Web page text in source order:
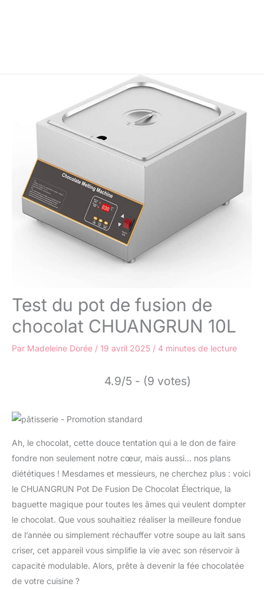
Test du pot de fusion de
chocolat CHUANGRUN 10L
Par Madeleine Dorée / 19 avril 2025 / 4 minutes de lecture
4.9/5 - (9 votes)
Ah, le chocolat, cette douce tentation qui a le don de faire
fondre non seulement notre cœur, mais aussi… nos plans
diététiques ! Mesdames et messieurs, ne cherchez plus : voici
le CHUANGRUN Pot De Fusion De Chocolat Électrique, la
baguette magique pour toutes les âmes qui veulent dompter
le chocolat. Que vous souhaitiez réaliser la meilleure fondue
de l’année ou simplement réchauffer votre soupe au lait sans
criser, cet appareil vous simplifie la vie avec son réservoir à
capacité modulable. Alors, prête à devenir la fée chocolatée
de votre cuisine ?